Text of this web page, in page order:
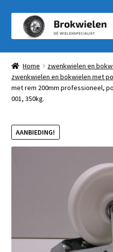
door
navigatie
naar
inhoud
Winkel
Winkelmandje
Afrekenen
Mijn Account
Home
zwenkwielen en
zwenkwielen en bokwielen met
met rem 200mm professioneel,
001, 350kg.
AANBIEDING!